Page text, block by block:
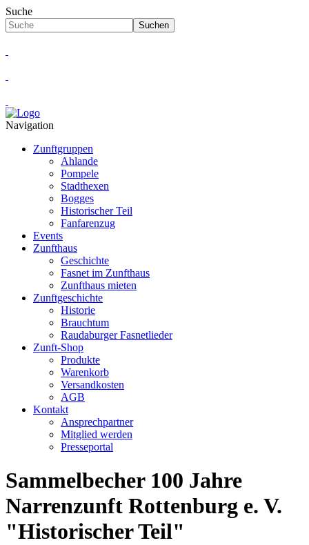
Suche
Suchen
Navigation
Zunftgruppen
Ahlande
Pompele
Stadthexen
Bogges
Historischer Teil
Fanfarenzug
Events
Zunfthaus
Geschichte
Fasnet im Zunfthaus
Zunfthaus mieten
Zunftgeschichte
Historie
Brauchtum
Raudaburger Fasnetlieder
Zunft-Shop
Produkte
Warenkorb
Versandkosten
AGB
Kontakt
Ansprechpartner
Mitglied werden
Presseportal
Sammelbecher 100 Jahre
Narrenzunft Rottenburg e. V.
"Historischer Teil"